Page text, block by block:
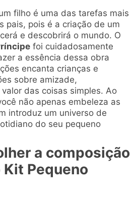
filho é uma das tarefas mais
pais, pois é a criação de um
e descobrirá o mundo. O
foi cuidadosamente
a essência dessa obra
encanta crianças e
sobre amizade,
das coisas simples. Ao
não apenas embeleza as
introduz um universo de
do seu pequeno
a composição
Pequeno